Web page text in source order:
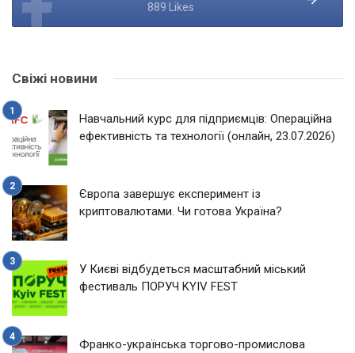
889 Likes
Свіжі новини
Навчальний курс для підприємців: Операційна
ефективність та технології (онлайн, 23.07.2026)
Європа завершує експеримент із
криптовалютами. Чи готова Україна?
У Києві відбудеться масштабний міський
фестиваль ПОРУЧ KYIV FEST
Франко-українська торгово-промислова